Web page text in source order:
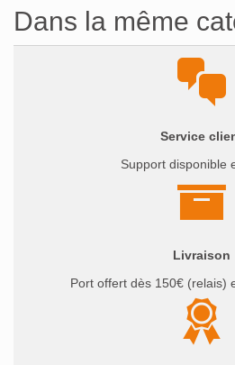
Dans la même
Service
Support disponible
Livraison
Port offert dès 150€ (relais)